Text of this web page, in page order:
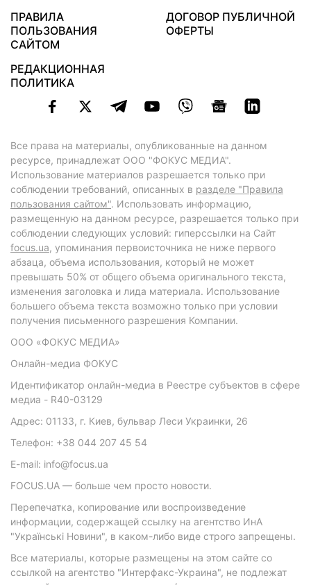
ПРАВИЛА
ПОЛЬЗОВАНИЯ
САЙТОМ
ДОГОВОР ПУБЛИЧНОЙ
ОФЕРТЫ
РЕДАКЦИОННАЯ
ПОЛИТИКА
Все права на материалы, опубликованные на данном
ресурсе, принадлежат ООО "ФОКУС МЕДИА".
Использование материалов разрешается только при
соблюдении требований, описанных в разделе "Правила
пользования сайтом". Использовать информацию,
размещенную на данном ресурсе, разрешается только при
соблюдении следующих условий: гиперссылки на Сайт
focus.ua, упоминания первоисточника не ниже первого
абзаца, объема использования, который не может
превышать 50% от общего объема оригинального текста,
изменения заголовка и лида материала. Использование
большего объема текста возможно только при условии
получения письменного разрешения Компании.
ООО «ФОКУС МЕДИА»
Онлайн-медиа ФОКУС
Идентификатор онлайн-медиа в Реестре субъектов в сфере
медиа - R40-03129
Адрес: 01133, г. Киев, бульвар Леси Украинки, 26
Телефон: +38 044 207 45 54
E-mail: info@focus.ua
FOCUS.UA — больше чем просто новости.
Перепечатка, копирование или воспроизведение
информации, содержащей ссылку на агентство ИнА
"Українські Новини", в каком-либо виде строго запрещены.
Все материалы, которые размещены на этом сайте со
ссылкой на агентство "Интерфакс-Украина", не подлежат